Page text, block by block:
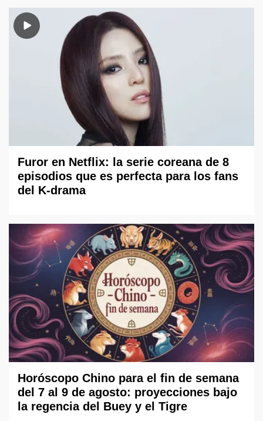
Furor en Netflix: la serie coreana de 8
episodios que es perfecta para los fans
del K-drama
Horóscopo Chino para el fin de semana
del 7 al 9 de agosto: proyecciones bajo
la regencia del Buey y el Tigre